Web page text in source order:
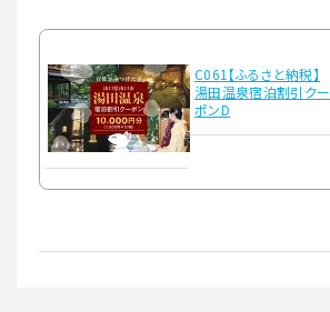
C061【ふるさと納税】
湯田温泉宿泊割引クー
ポンD